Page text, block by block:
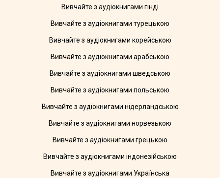
Вивчайте з аудіокнигами гінді
Вивчайте з аудіокнигами турецькою
Вивчайте з аудіокнигами корейською
Вивчайте з аудіокнигами арабською
Вивчайте з аудіокнигами шведською
Вивчайте з аудіокнигами польською
Вивчайте з аудіокнигами нідерландською
Вивчайте з аудіокнигами норвезькою
Вивчайте з аудіокнигами грецькою
Вивчайте з аудіокнигами індонезійською
Вивчайте з аудіокнигами Українська